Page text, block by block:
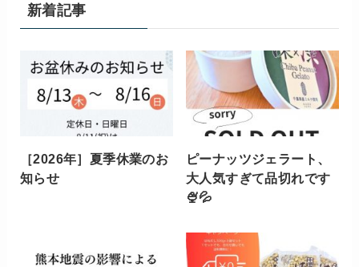
新着記事
［2026年］夏季休業のお
知らせ
ピーナッツジェラート、
大人気すぎて品切れです
🍨💦